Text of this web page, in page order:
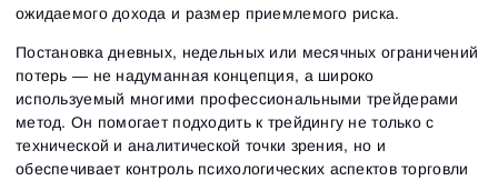
ожидаемого дохода и размер приемлемого риска.
Постановка дневных, недельных или месячных ограничений
потерь — не надуманная концепция, а широко
используемый многими профессиональными трейдерами
метод. Он помогает подходить к трейдингу не только с
технической и аналитической точки зрения, но и
обеспечивает контроль психологических аспектов торговли